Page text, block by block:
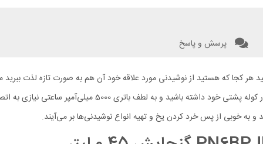
پرسش و پاسخ
هر کجا که هستید از نوشیدنی مورد علاقه خود آن هم به صورت تازه لذت
ابعاد جمع‌وجوری که دارد، این محصول را می‌توانید همه جا